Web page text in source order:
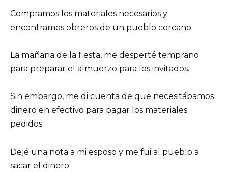
Compramos los materiales necesarios y
encontramos obreros de un pueblo cercano.
La mañana de la fiesta, me desperté temprano
para preparar el almuerzo para los invitados.
Sin embargo, me di cuenta de que necesitábamos
dinero en efectivo para pagar los materiales
pedidos.
Dejé una nota a mi esposo y me fui al pueblo a
sacar el dinero.